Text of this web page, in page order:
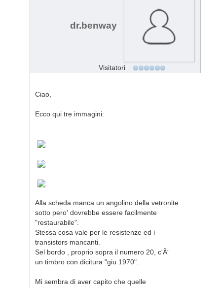
dr.benway
Visitatori
Ciao,
Ecco qui tre immagini:
Alla scheda manca un angolino della vetronite
sotto pero' dovrebbe essere facilmente
"restaurabile".
Stessa cosa vale per le resistenze ed i
transistors mancanti.
Sel bordo , proprio sopra il numero 20, c'Ã¨
un timbro con dicitura "giu 1970".
Mi sembra di aver capito che quelle